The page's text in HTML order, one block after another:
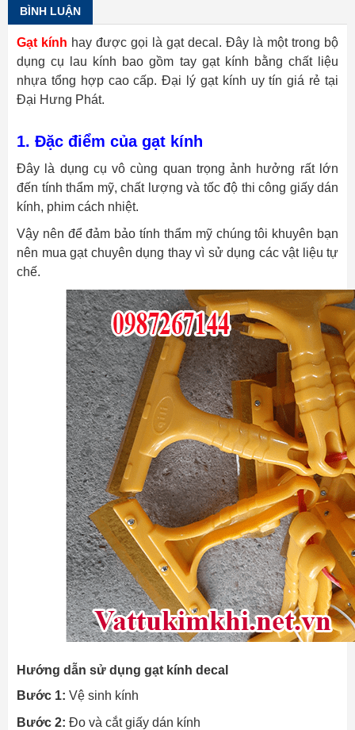
BÌNH LUẬN
Gạt kính hay được gọi là gạt decal. Đây là một trong bộ
dụng cụ lau kính bao gồm tay gạt kính bằng chất liệu
nhựa tổng hợp cao cấp. Đại lý gạt kính uy tín giá rẻ tại
Đại Hưng Phát.
1. Đặc điểm của gạt kính
Đây là dụng cụ vô cùng quan trọng ảnh hưởng rất lớn
đến tính thẩm mỹ, chất lượng và tốc độ thi công giấy dán
kính, phim cách nhiệt.
Vậy nên để đảm bảo tính thẩm mỹ chúng tôi khuyên bạn
nên mua gạt chuyên dụng thay vì sử dụng các vật liệu tự
chế.
Hướng dẫn sử dụng gạt kính decal
Bước 1: Vệ sinh kính
Bước 2: Đo và cắt giấy dán kính